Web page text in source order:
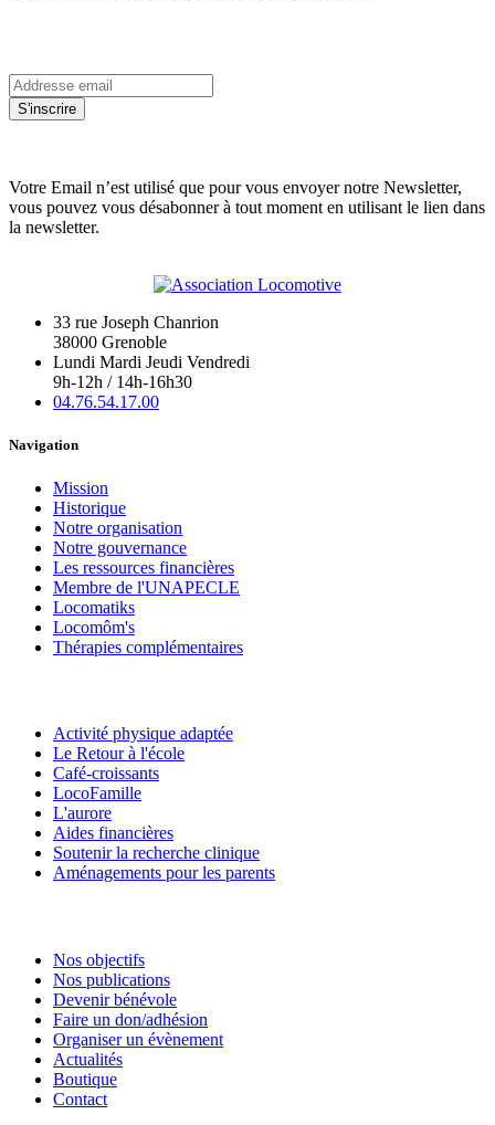
S'inscrire
Votre Email n’est utilisé que pour vous envoyer notre Newsletter,
vous pouvez vous désabonner à tout moment en utilisant le lien dans
la newsletter.
33 rue Joseph Chanrion
38000 Grenoble
Lundi Mardi Jeudi Vendredi
9h-12h / 14h-16h30
04.76.54.17.00
Navigation
Mission
Historique
Notre organisation
Notre gouvernance
Les ressources financières
Membre de l'UNAPECLE
Locomatiks
Locomôm's
Thérapies complémentaires
Activité physique adaptée
Le Retour à l'école
Café-croissants
LocoFamille
L'aurore
Aides financières
Soutenir la recherche clinique
Aménagements pour les parents
Nos objectifs
Nos publications
Devenir bénévole
Faire un don/adhésion
Organiser un évènement
Actualités
Boutique
Contact